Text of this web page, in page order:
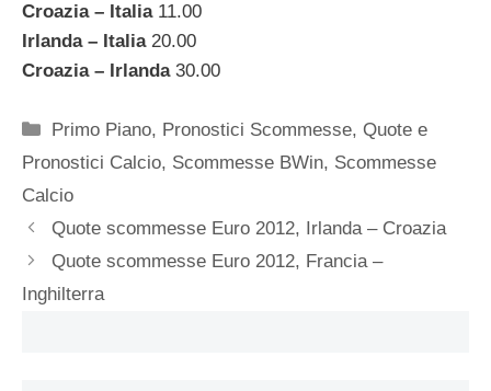
Croazia – Italia 11.00
Irlanda – Italia 20.00
Croazia – Irlanda 30.00
Categorie
Primo Piano, Pronostici Scommesse,Quote e
Pronostici Calcio, Scommesse BWin, Scommesse
Calcio
Quote scommesse Euro 2012, Irlanda – Croazia
Quote scommesse Euro 2012, Francia –
Inghilterra